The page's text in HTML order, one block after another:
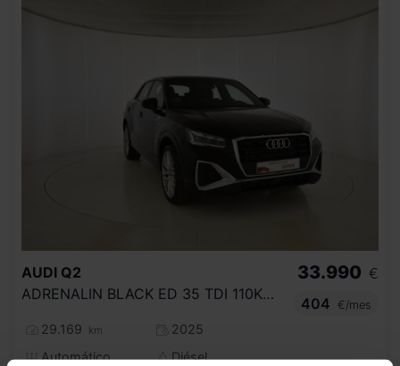
AUDI Q2
ADRENALIN BLACK ED 35 TDI 110KW S TRONIC
29.169 km
2025
Automático
Diésel
33.990 €
404
€/mes